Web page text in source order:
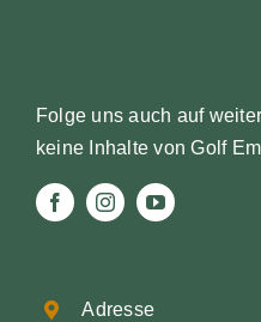
Folge uns auch auf
keine Inhalte von Golf
Adresse